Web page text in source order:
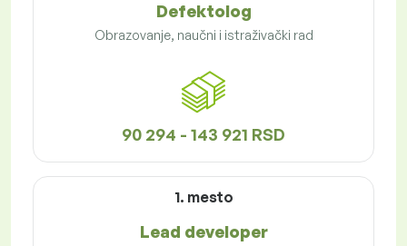
Defektolog
Obrazovanje, naučni i istraživački rad
90 294 - 143 921 RSD
1. mesto
Lead developer